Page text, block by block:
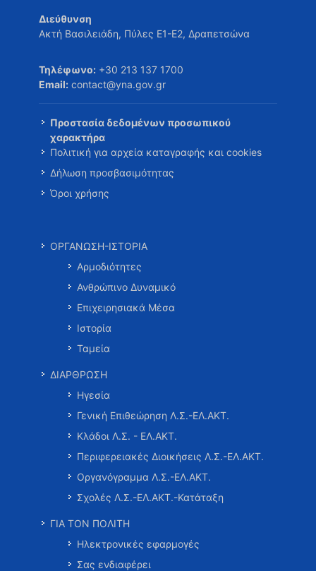
Διεύθυνση
Ακτή Βασιλειάδη, Πύλες Ε1-Ε2, Δραπετσώνα
Τηλέφωνο: +30 213 137 1700
Email: contact@yna.gov.gr
Προστασία δεδομένων προσωπικού
χαρακτήρα
Πολιτική για αρχεία καταγραφής και cookies
Δήλωση προσβασιμότητας
Όροι χρήσης
ΟΡΓΑΝΩΣΗ-ΙΣΤΟΡΙΑ
Αρμοδιότητες
Ανθρώπινο Δυναμικό
Επιχειρησιακά Μέσα
Ιστορία
Ταμεία
ΔΙΑΡΘΡΩΣΗ
Ηγεσία
Γενική Επιθεώρηση Λ.Σ.-ΕΛ.ΑΚΤ.
Κλάδοι Λ.Σ. - ΕΛ.ΑΚΤ.
Περιφερειακές Διοικήσεις Λ.Σ.-ΕΛ.ΑΚΤ.
Οργανόγραμμα Λ.Σ.-ΕΛ.ΑΚΤ.
Σχολές Λ.Σ.-ΕΛ.ΑΚΤ.-Κατάταξη
ΓΙΑ ΤΟΝ ΠΟΛΙΤΗ
Ηλεκτρονικές εφαρμογές
Σας ενδιαφέρει